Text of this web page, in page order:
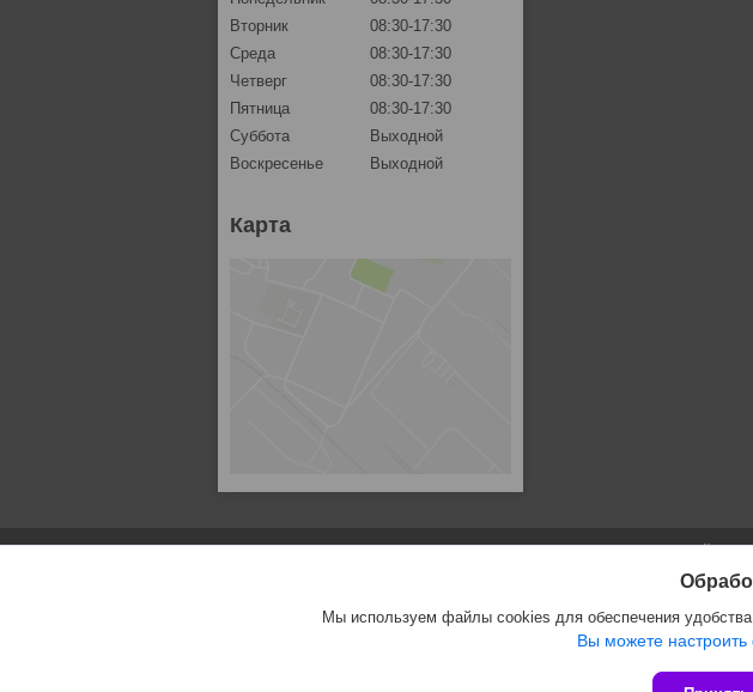
Вторник
08:30-17:30
Среда
08:30-17:30
Четверг
08:30-17:30
Пятница
08:30-17:30
Суббота
Выходной
Воскресенье
Выходной
Карта
Сайт
Политика
Мы используем файлы cookies для обеспечения
Вы можете
ООО